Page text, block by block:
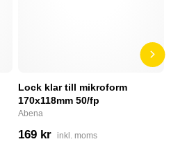
Lock klar till mikroform
170x118mm 50/fp
Abena
169 kr inkl. moms